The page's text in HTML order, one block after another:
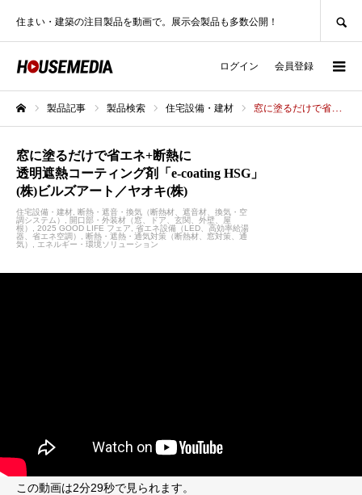
住まい・建築の注目製品を動画で。展示会製品も多数公開！
ログイン 会員登録
製品記事 製品検索 住宅設備・建材 窓に塗るだけで省エネ+断熱に透明遮熱コーティング剤「e-coating HSG」(株)ビルズアート／ヤオキ(株)
窓に塗るだけで省エネ+断熱に
透明遮熱コーティング剤「e-coating HSG」
(株)ビルズアート／ヤオキ(株)
住宅設備・建材
断熱・遮音・換気（断熱材、遮音材、換気・空
調システム）
開口部・外装材（窓、ドア、玄関、外壁、屋
根）
2025 GOOD LIFE フェア
省エネ設備（LED、高効率給湯
器、省エネ空調）
断熱・遮熱・通気対策（断熱材、窓対策、通
気）
エネルギー・環境ソリューション
この動画は2分29秒で見られます。